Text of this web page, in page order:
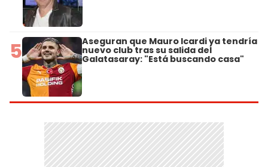
5 Aseguran que Mauro Icardi ya tendría
nuevo club tras su salida del
Galatasaray: "Está buscando casa"